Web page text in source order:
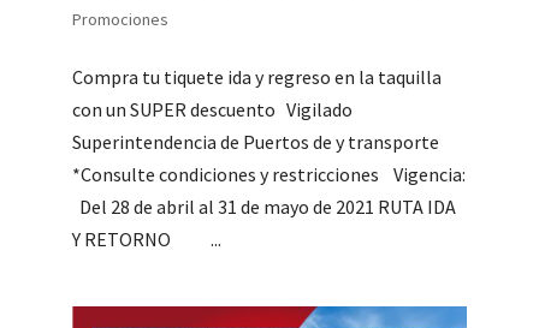
Promociones
Compra tu tiquete ida y regreso en la taquilla
con un SUPER descuento Vigilado
Superintendencia de Puertos de y transporte
*Consulte condiciones y restricciones Vigencia:
Del 28 de abril al 31 de mayo de 2021 RUTA IDA
Y RETORNO ...